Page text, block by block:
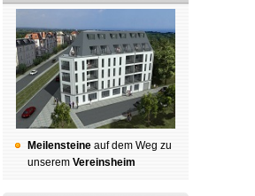
Mei­len­stei­ne auf dem Weg zu
un­se­rem Ver­eins­heim